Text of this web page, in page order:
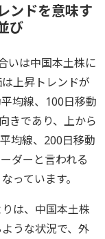
ンドを意味す
び
いは中国本土株に
上昇トレンドが
均線、100日移動
きであり、上から
均線、200日移動
ダーと言われる
っています。
は、中国本土株
うな状況で、外